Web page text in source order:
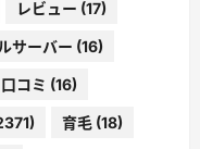
レビュー (17)
サーバー (16)
口コミ (16)
育毛 (18)